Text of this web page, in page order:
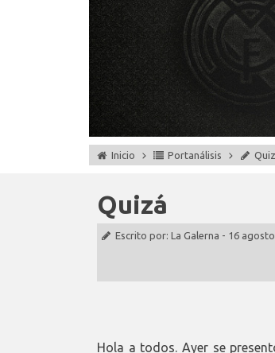
Inicio Portanálisis
Quizá
Escrito por: La Galerna - 16
Hola a todos. Ayer se